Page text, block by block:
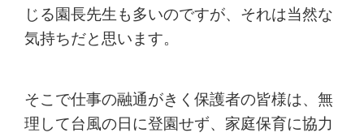
じる園長先生も多いのですが、それは当然な
気持ちだと思います。
そこで仕事の融通がきく保護者の皆様は、無
理して台風の日に登園せず、家庭保育に協力